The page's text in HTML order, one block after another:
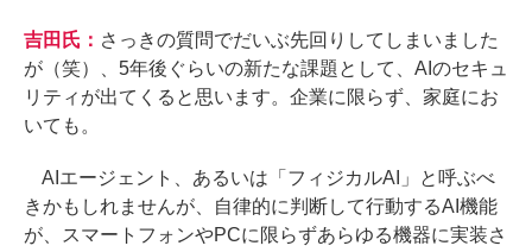
吉田氏： さっきの質問でだいぶ先回りしてしまいました
が（笑）、5年後ぐらいの新たな課題として、AIのセキュ
リティが出てくると思います。企業に限らず、家庭にお
いても。
AIエージェント、あるいは「フィジカルAI」と呼ぶべ
きかもしれませんが、自律的に判断して行動するAI機能
が、スマートフォンやPCに限らずあらゆる機器に実装さ